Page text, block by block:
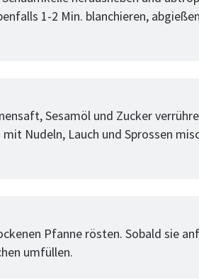
1-2 Min. blanchieren,
Sesamöl und Zucker
Nudeln, Lauch und Sprossen
Pfanne rösten. Sobald sie
umfüllen.